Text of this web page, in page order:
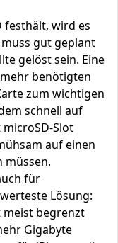
festhält, wird es
gut geplant
gelöst sein. Eine
benötigten
zum wichtigen
schnell auf
Slot
auf einen
müssen.
für
Lösung:
meist begrenzt
Gigabyte